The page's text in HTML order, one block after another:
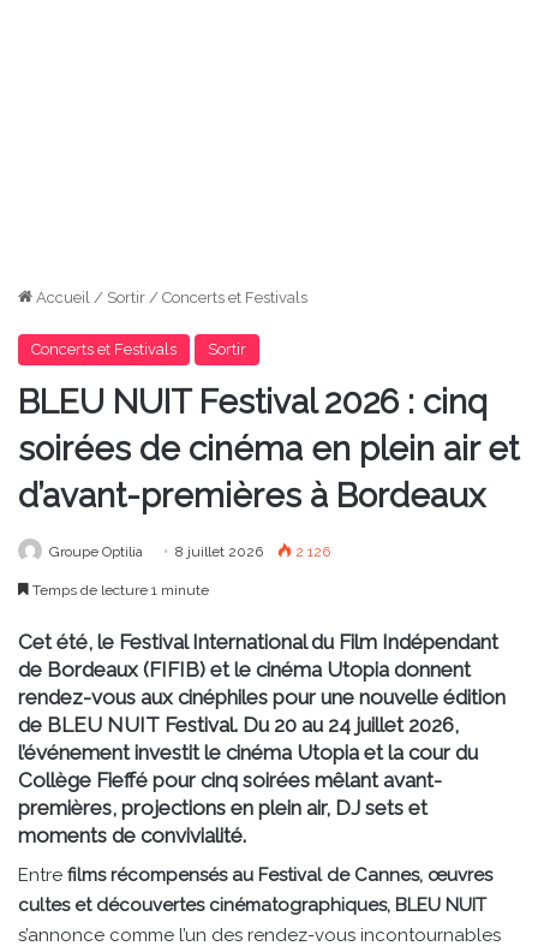
Accueil / Sortir / Concerts et Festivals
Concerts et Festivals Sortir
BLEU NUIT Festival 2026 : cinq
soirées de cinéma en plein air et
d’avant-premières à Bordeaux
Groupe Optilia 8 juillet 2026 2 126
Temps de lecture 1 minute
Cet été, le Festival International du Film Indépendant
de Bordeaux (FIFIB) et le cinéma Utopia donnent
rendez-vous aux cinéphiles pour une nouvelle édition
de BLEU NUIT Festival. Du 20 au 24 juillet 2026,
l’événement investit le cinéma Utopia et la cour du
Collège Fieffé pour cinq soirées mêlant avant-
premières, projections en plein air, DJ sets et
moments de convivialité.
Entre films récompensés au Festival de Cannes, œuvres
cultes et découvertes cinématographiques, BLEU NUIT
s’annonce comme l’un des rendez-vous incontournables